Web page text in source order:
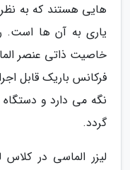
هایی هستند که به
یاری به آن ها است.
خاصیت ذاتی عنصر
فرکانس باریک قابل
نگه می دارد و
گردد.
لیزر الماسی در کلاس